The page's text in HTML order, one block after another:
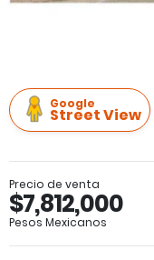
Google
Street View
Precio de venta
$7,812,000
Pesos Mexicanos